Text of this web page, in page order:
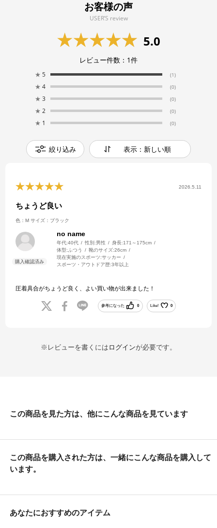
お客様の声
USER’S review
5.0
レビュー件数： 1件
★ 5 (1)
★ 4 (0)
★ 3 (0)
★ 2 (0)
★ 1 (0)
絞り込み 表示：新しい順
2026.5.11
ちょうど良い
色：M サイズ：ブラック
no name
年代:40代 性別:男性 身長:171～175cm
体型: ふつう 靴のサイズ:26cm
現在実施のスポーツ:サッカー
スポーツ・アウトドア歴:3年以上
圧着具合がちょうど良く、よい買い物が出来ました！
参考になった 0 Like! 0
※レビューを書くにはログインが必要です。
この商品を見た方は、他にこんな商品を見ています
この商品を購入された方は、一緒にこんな商品を購入して
います。
あなたにおすすめのアイテム